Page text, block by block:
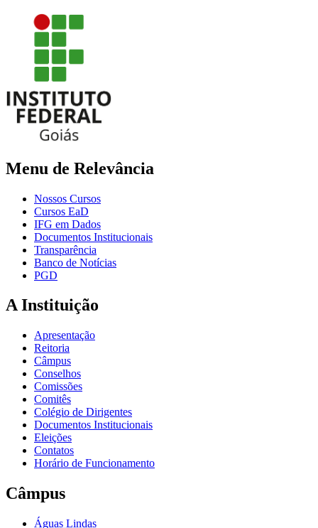
Menu de Relevância
Nossos Cursos
Cursos EaD
IFG em Dados
Documentos Institucionais
Transparência
Banco de Notícias
PGD
A Instituição
Apresentação
Reitoria
Câmpus
Conselhos
Comissões
Comitês
Colégio de Dirigentes
Documentos Institucionais
Eleições
Contatos
Horário de Funcionamento
Câmpus
Águas Lindas